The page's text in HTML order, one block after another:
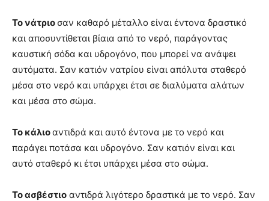
Το νάτριο σαν καθαρό μέταλλο είναι έντονα δραστικό
και αποσυντίθεται βίαια από το νερό, παράγοντας
καυστική σόδα και υδρογόνο, που μπορεί να ανάψει
αυτόματα. Σαν κατιόν νατρίου είναι απόλυτα σταθερό
μέσα στο νερό και υπάρχει έτσι σε διαλύματα αλάτων
και μέσα στο σώμα.
Το κάλιοαντιδρά και αυτό έντονα με το νερό και
παράγει ποτάσα και υδρογόνο. Σαν κατιόν είναι και
αυτό σταθερό κι έτσι υπάρχει μέσα στο σώμα.
Το ασβέστιο αντιδρά λιγότερο δραστικά με το νερό. Σαν